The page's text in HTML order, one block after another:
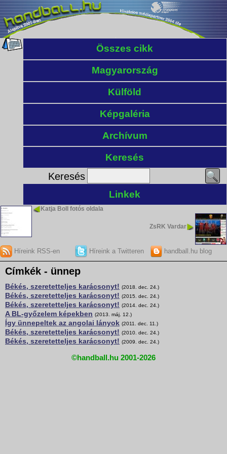
Összes cikk
Magyarország
Külföld
Képgaléria
Archívum
Keresés
Keresés
Linkek
Katja Boll fotós oldala
ZsRK Vardar
Híreink RSS-en Híreink a Twitteren handball.hu blog
Címkék - ünnep
Békés, szeretetteljes karácsonyt! (2018. dec. 24.)
Békés, szeretetteljes karácsonyt! (2015. dec. 24.)
Békés, szeretetteljes karácsonyt! (2014. dec. 24.)
A BL-győzelem képekben (2013. máj. 12.)
Így ünnepeltek az angolai lányok (2011. dec. 11.)
Békés, szeretetteljes karácsonyt! (2010. dec. 24.)
Békés, szeretetteljes karácsonyt! (2009. dec. 24.)
©handball.hu 2001-2026